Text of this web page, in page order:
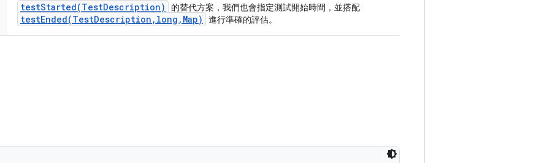
testStarted(TestDescription)
的替代方案，我們也會指定測試開始時間，並搭配
testEnded(TestDescription,long,Map) 進行準確的評估。